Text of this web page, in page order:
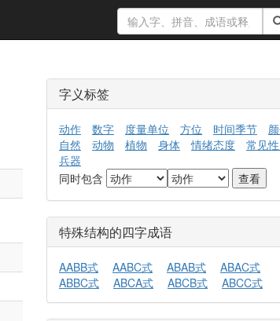
字义标签
动作 数字 度量单位 方位 时间季节
自然
动物 植物 身体 情绪态度
常见
兵器
同时包含
特殊结构的四字成语
AABB式 AABC式 ABAB式
ABAC式
ABBC式
ABCA式 ABCB式 ABCC式